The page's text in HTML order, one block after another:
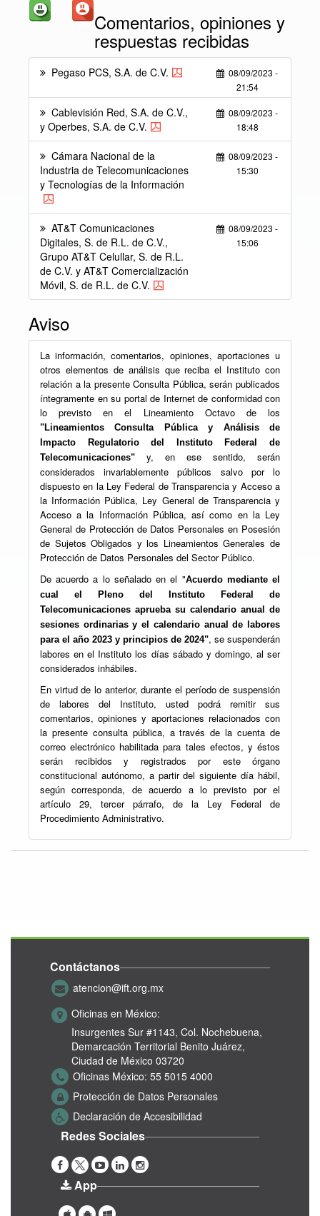
Comentarios, opiniones y
respuestas recibidas
Pegaso PCS, S.A. de C.V.
08/09/2023 -
21:54
Cablevisión Red, S.A. de C.V.,
y Operbes, S.A. de C.V.
08/09/2023 -
18:48
Cámara Nacional de la
Industria de Telecomunicaciones
y Tecnologías de la Información
08/09/2023 -
15:30
AT&T Comunicaciones
Digitales, S. de R.L. de C.V.,
Grupo AT&T Celullar, S. de R.L.
de C.V. y AT&T Comercialización
Móvil, S. de R.L. de C.V.
08/09/2023 -
15:06
Aviso
La información, comentarios, opiniones, aportaciones u
otros elementos de análisis que reciba el Instituto con
relación a la presente Consulta Pública, serán publicados
íntegramente en su portal de Internet de conformidad con
lo previsto en el Lineamiento Octavo de los
"Lineamientos Consulta Pública y Análisis de
Impacto Regulatorio del Instituto Federal de
Telecomunicaciones" y, en ese sentido, serán
considerados invariablemente públicos salvo por lo
dispuesto en la Ley Federal de Transparencia y Acceso a
la Información Pública, Ley General de Transparencia y
Acceso a la Información Pública, así como en la Ley
General de Protección de Datos Personales en Posesión
de Sujetos Obligados y los Lineamientos Generales de
Protección de Datos Personales del Sector Público.
De acuerdo a lo señalado en el "Acuerdo mediante el
cual el Pleno del Instituto Federal de
Telecomunicaciones aprueba su calendario anual de
sesiones ordinarias y el calendario anual de labores
para el año 2023 y principios de 2024", se suspenderán
labores en el Instituto los días sábado y domingo, al ser
considerados inhábiles.
En virtud de lo anterior, durante el período de suspensión
de labores del Instituto, usted podrá remitir sus
comentarios, opiniones y aportaciones relacionados con
la presente consulta pública, a través de la cuenta de
correo electrónico habilitada para tales efectos, y éstos
serán recibidos y registrados por este órgano
constitucional autónomo, a partir del siguiente día hábil,
según corresponda, de acuerdo a lo previsto por el
artículo 29, tercer párrafo, de la Ley Federal de
Procedimiento Administrativo.
Contáctanos
atencion@ift.org.mx
Oficinas en México:
Insurgentes Sur #1143, Col. Nochebuena,
Demarcación Territorial Benito Juárez,
Ciudad de México 03720
Oficinas México: 55 5015 4000
Protección de Datos Personales
Declaración de Accesibilidad
Redes Sociales
App